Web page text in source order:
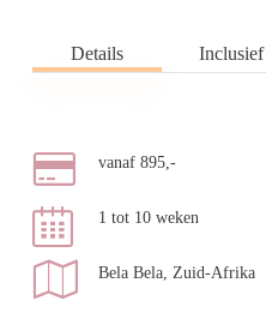
Details Inclusief
vanaf 895,-
1 tot 10 weken
Bela Bela, Zuid-Afrika